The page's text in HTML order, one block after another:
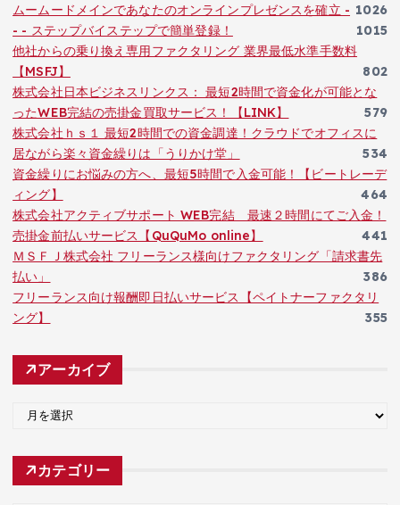
1026
ムームードメインであなたのオンラインプレゼンスを確立 -
- - ステップバイステップで簡単登録！
1015
他社からの乗り換え専用ファクタリング 業界最低水準手数料
【MSFJ】
802
株式会社日本ビジネスリンクス： 最短2時間で資金化が可能とな
ったWEB完結の売掛金買取サービス！【LINK】
579
株式会社ｈｓ１ 最短2時間での資金調達！クラウドでオフィスに
居ながら楽々資金繰りは「うりかけ堂」
534
資金繰りにお悩みの方へ、最短5時間で入金可能！【ビートレーデ
ィング】
464
株式会社アクティブサポート WEB完結 最速２時間にてご入金！
売掛金前払いサービス【QuQuMo online】
441
ＭＳＦＪ株式会社 フリーランス様向けファクタリング「請求書先
払い」
386
フリーランス向け報酬即日払いサービス【ペイトナーファクタリ
ング】
355
アーカイブ
カ
カテゴリー